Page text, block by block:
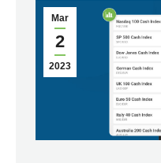
Mar
2
2023